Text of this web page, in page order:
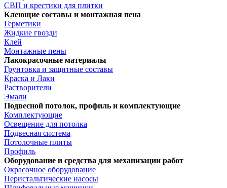
СВП и крестики для плитки
Клеющие составы и монтажная пена
Герметики
Жидкие гвозди
Клей
Монтажные пены
Лакокрасочные материалы
Грунтовка и защитные составы
Краска и Лаки
Растворители
Эмали
Подвесной потолок, профиль и комплектующие
Комплектующие
Освещение для потолка
Подвесная система
Потолочные плиты
Профиль
Оборудование и средства для механизации работ
Окрасочное оборудование
Перистальтические насосы